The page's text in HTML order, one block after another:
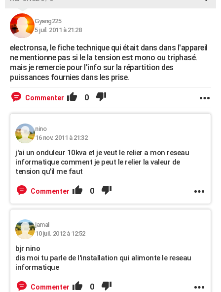
Gyang225
5 juil. 2011 à 21:28
electronsa, le fiche technique qui était dans dans l'appareil
ne mentionne pas si le la tension est mono ou triphasé.
mais je remercie pour l'info sur la répartition des
puissances fournies dans les prise.
Commenter 0
nino
16 nov. 2011 à 21:32
j'ai un onduleur 10kva et je veut le relier a mon reseau
informatique comment je peut le relier la valeur de
tension qu'il me faut
Commenter 0
jamal
10 juil. 2012 à 12:52
bjr nino
dis moi tu parle de l'installation qui alimonte le reseau
informatique
Commenter 0